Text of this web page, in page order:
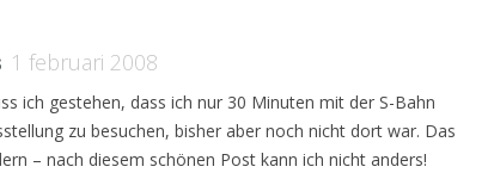
1 februari 2008
ich gestehen, dass ich nur 30 Minuten mit der S-Bahn
zu besuchen, bisher aber noch nicht dort war. Das
– nach diesem schönen Post kann ich nicht anders!